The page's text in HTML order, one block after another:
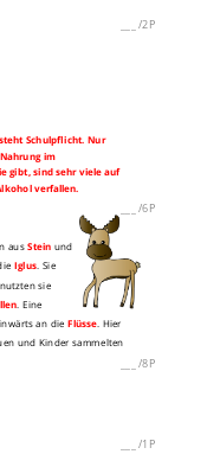
/2P
Schulpflicht. Nur
im
gibt, sind sehr viele auf
verfallen.
/6P
ausStein und
Iglus. Sie
sie
. Eine
an dieFlüsse. Hier
und Kinder sammelten
/8P
/1P